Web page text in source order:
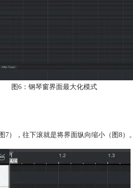
图6：钢琴窗界面最大化模式
），往下滚就是将界面纵向缩小（图8）。